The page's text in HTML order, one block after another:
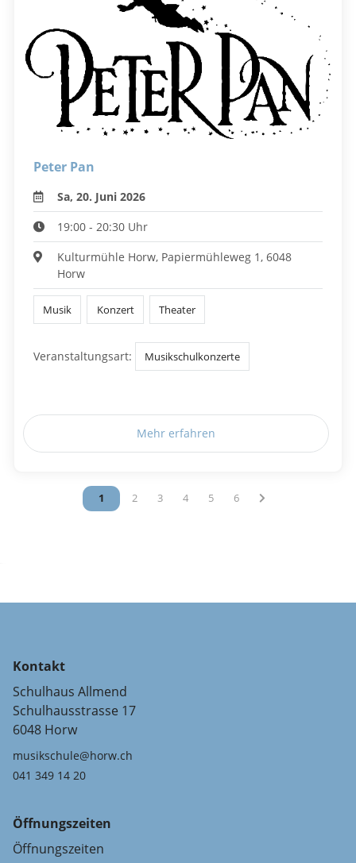
Peter Pan
Sa, 20. Juni 2026
19:00 - 20:30 Uhr
Kulturmühle Horw, Papiermühleweg 1, 6048
Horw
Musik Konzert Theater
Veranstaltungsart: Musikschulkonzerte
Mehr erfahren
Vous êtes sur la page
1 Vous êtes sur la page
2 Vous êtes sur la page
3 Vous êtes sur la page
4 Vous êtes sur la page
5 Vous êtes sur la page
6
Kontakt
Schulhaus Allmend
Schulhausstrasse 17
6048 Horw
musikschule@horw.ch
041 349 14 20
Öffnungszeiten
Öffnungszeiten